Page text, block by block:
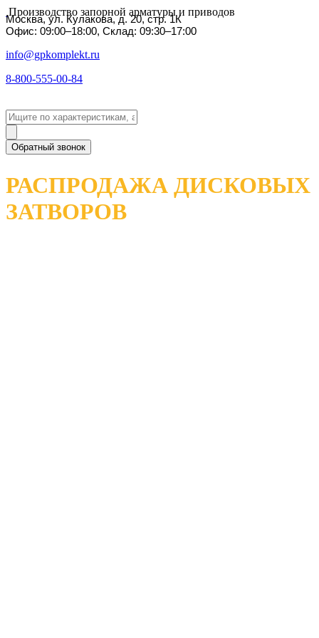
Производство запорной арматуры и приводов
Москва, ул. Кулакова, д. 20, стр. 1К
Офис: 09:00–18:00, Склад: 09:30–17:00
info@gpkomplekt.ru
8-800-555-00-84
Обратный звонок
РАСПРОДАЖА ДИСКОВЫХ
ЗАТВОРОВ